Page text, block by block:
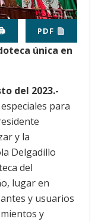
PDF
única en
del 2023.-
para
y la
Delgadillo
del
lugar en
y usuarios
y